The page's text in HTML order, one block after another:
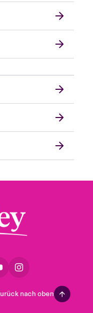
nach oben